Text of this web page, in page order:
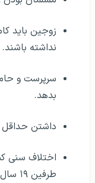
زوجین باید
نداشته باشند.
سرپرست و
بدهد.
داشتن حداقل ۱۸ سال زوجین
اختلاف سنی